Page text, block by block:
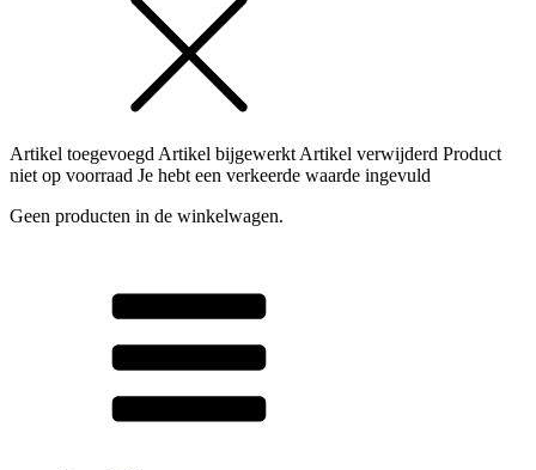
Artikel toegevoegd Artikel bijgewerkt Artikel verwijderd Product
niet op voorraad Je hebt een verkeerde waarde ingevuld
Geen producten in de winkelwagen.